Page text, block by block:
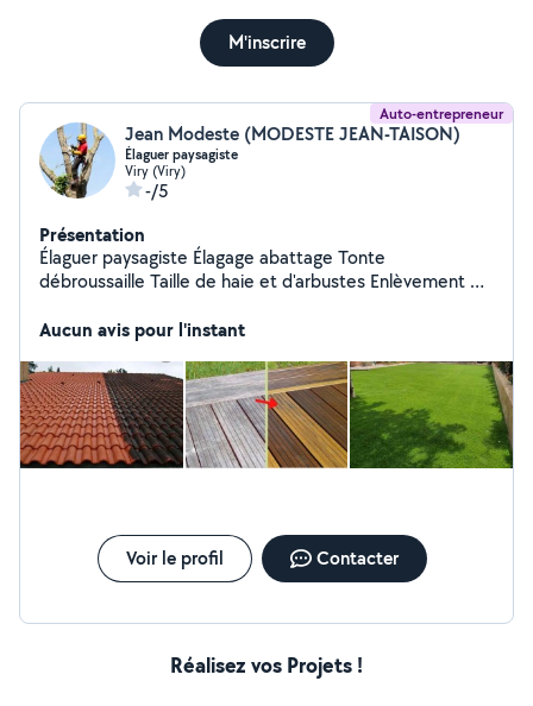
M'inscrire
Auto-entrepreneur
Jean Modeste (MODESTE JEAN-TAISON)
Élaguer paysagiste
Viry (Viry)
-/5
Présentation
Élaguer paysagiste Élagage abattage Tonte
débroussaille Taille de haie et d'arbustes Enlèvement de
synthétique ect Nettoyage haut pression Devis
Aucun avis pour l'instant
Voir le profil Contacter
Réalisez vos Projets !